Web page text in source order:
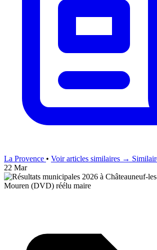
La Provence • Voir articles similaires →
22 Mar